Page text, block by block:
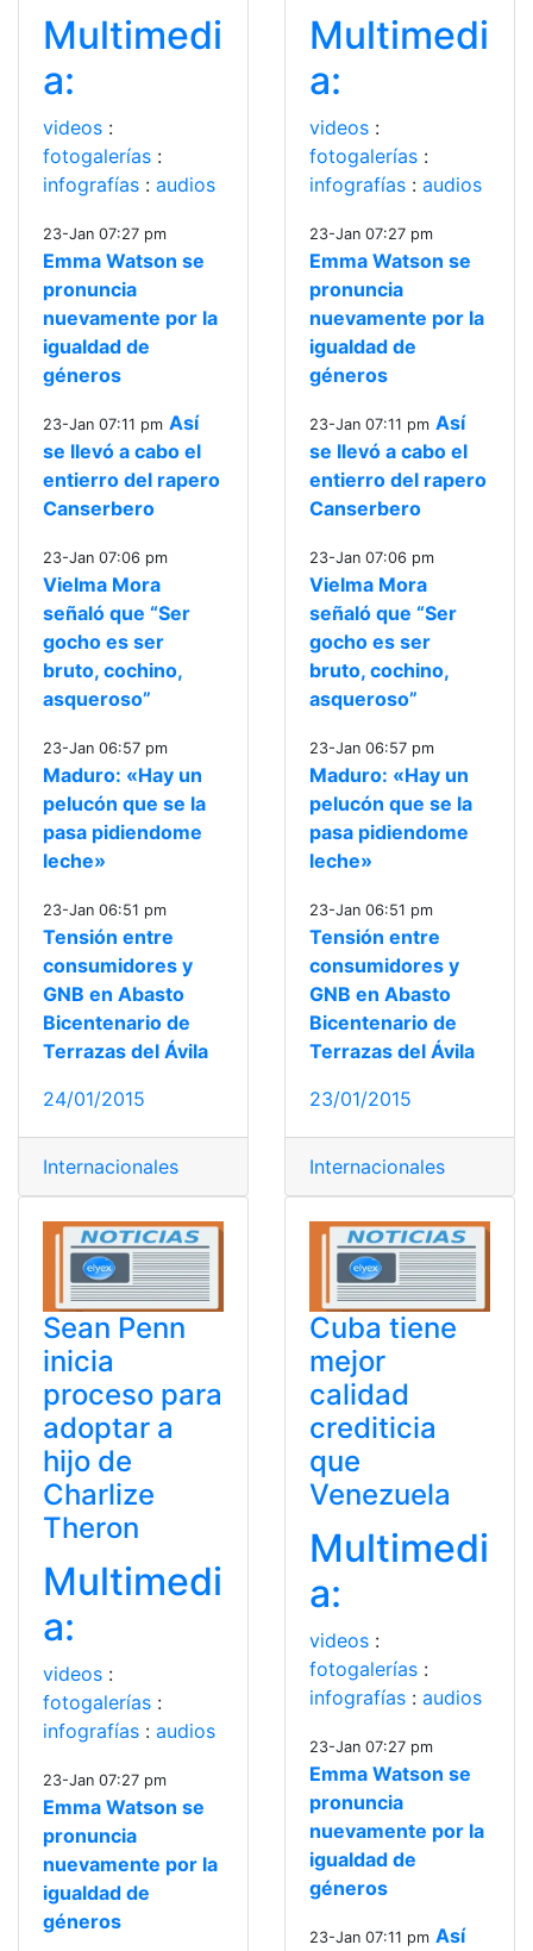
Multimedi
a:
videos :
fotogalerías :
infografías : audios
23-Jan 07:27 pm
Emma Watson se
pronuncia
nuevamente por la
igualdad de
géneros
23-Jan 07:11 pm Así
se llevó a cabo el
entierro del rapero
Canserbero
23-Jan 07:06 pm
Vielma Mora
señaló que “Ser
gocho es ser
bruto, cochino,
asqueroso”
23-Jan 06:57 pm
Maduro: «Hay un
pelucón que se la
pasa pidiendome
leche»
23-Jan 06:51 pm
Tensión entre
consumidores y
GNB en Abasto
Bicentenario de
Terrazas del Ávila
24/01/2015
Internacionales
Multimedi
a:
videos :
fotogalerías :
infografías : audios
23-Jan 07:27 pm
Emma Watson se
pronuncia
nuevamente por la
igualdad de
géneros
23-Jan 07:11 pm Así
se llevó a cabo el
entierro del rapero
Canserbero
23-Jan 07:06 pm
Vielma Mora
señaló que “Ser
gocho es ser
bruto, cochino,
asqueroso”
23-Jan 06:57 pm
Maduro: «Hay un
pelucón que se la
pasa pidiendome
leche»
23-Jan 06:51 pm
Tensión entre
consumidores y
GNB en Abasto
Bicentenario de
Terrazas del Ávila
23/01/2015
Internacionales
Sean Penn
inicia
proceso para
adoptar a
hijo de
Charlize
Theron
Multimedi
a:
videos :
fotogalerías :
infografías : audios
23-Jan 07:27 pm
Emma Watson se
pronuncia
nuevamente por la
igualdad de
géneros
Cuba tiene
mejor
calidad
crediticia
que
Venezuela
Multimedi
a:
videos :
fotogalerías :
infografías : audios
23-Jan 07:27 pm
Emma Watson se
pronuncia
nuevamente por la
igualdad de
géneros
23-Jan 07:11 pm Así